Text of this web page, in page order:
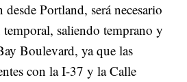
desde Portland, será necesario
saliendo temprano y
Boulevard, ya que las
con la I-37 y la Calle